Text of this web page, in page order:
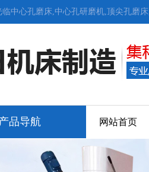
中心孔磨床,中心孔研磨机,顶尖孔磨
品导航 网站首页